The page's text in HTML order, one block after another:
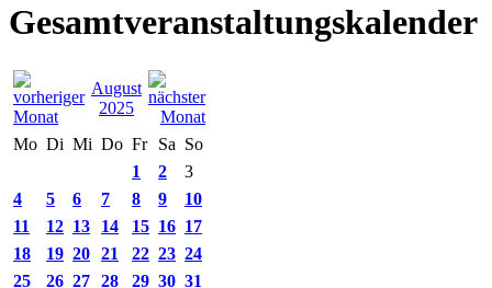
Gesamtveranstaltungskalender
August
2025
Mo Di Mi Do Fr Sa So
1
2
3
4
5 6 7 8 9
10
11
12 13 14 15 16 17
18
19 20 21 22 23 24
25
26 27 28 29 30 31